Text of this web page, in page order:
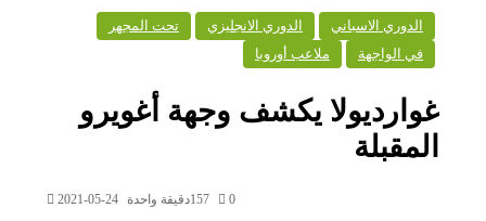
الدوري الاسباني الدوري الانجليزي
تحت المجهر
في الواجهة
ملاعب أوروبا
يكشف وجهة أغويرو
2021-05-24 دقيقة واحدة